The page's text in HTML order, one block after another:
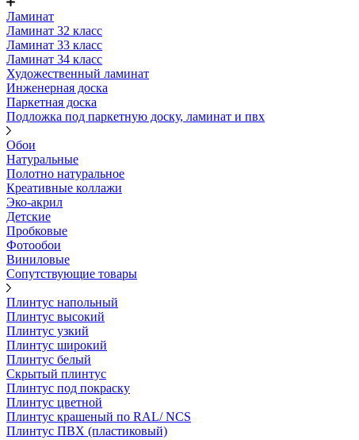
Ламинат
Ламинат 32 класс
Ламинат 33 класс
Ламинат 34 класс
Художественный ламинат
Инженерная доска
Паркетная доска
Подложка под паркетную доску, ламинат и пвх
Обои
Натуральные
Полотно натуральное
Креативные коллажи
Эко-акрил
Детские
Пробковые
Фотообои
Виниловые
Сопутствующие товары
Плинтус напольный
Плинтус высокий
Плинтус узкий
Плинтус широкий
Плинтус белый
Скрытый плинтус
Плинтус под покраску
Плинтус цветной
Плинтус крашеный по RAL/ NCS
Плинтус ПВХ (пластиковый)